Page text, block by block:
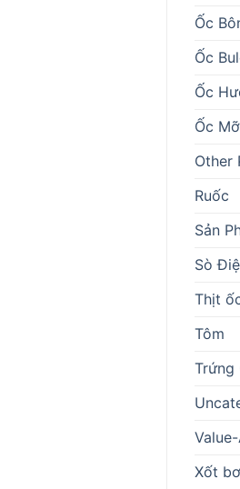
Ốc
Ốc
Ốc
Ốc Mỡ
Other
Ruốc
Sản
Sò
Thịt
Tôm
Trứng
Xốt